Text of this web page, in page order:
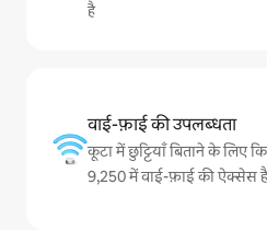
है
वाई-फ़ाई की उपलब्धता
कूटा में छुट्टियाँ बिताने के लिए
9,250 में वाई-फ़ाई की ऐक्सेस है